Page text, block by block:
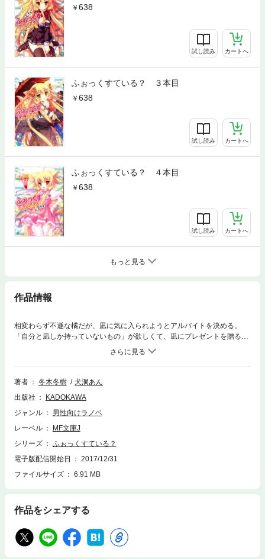
638
試し読み カートへ
ふぉっくすている？ ３本目
638
試し読み カートへ
ふぉっくすている？ ４本目
638
試し読み カートへ
もっと見る
作品情報
相変わらず不遜な橘だが、凪に気に入られようとアルバイトを決める。
「自分と凪しか持っていないもの」が欲しくて、凪にプレゼントを贈るこ
とにしたのだ。ところが当然のように橘の働きぶりはぎこちない。「……
ごちゅうもんは、なんめいさまですか……？」うーん、いささか不安
が……。凪と橘のスクールコメディ第四弾！
著者
冬木冬樹
犬洞あん
出版社
KADOKAWA
ジャンル
男性向けラノベ
レーベル
MF文庫J
シリーズ
ふぉっくすている？
電子版配信開始日
2017/12/31
ファイルサイズ
6.91 MB
作品をシェアする